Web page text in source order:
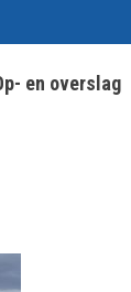
en overslag